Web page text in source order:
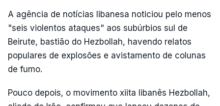
A agência de notícias libanesa noticiou pelo menos
"seis violentos ataques" aos subúrbios sul de
Beirute, bastião do Hezbollah, havendo relatos
populares de explosões e avistamento de colunas
de fumo.
Pouco depois, o movimento xiita libanês Hezbollah,